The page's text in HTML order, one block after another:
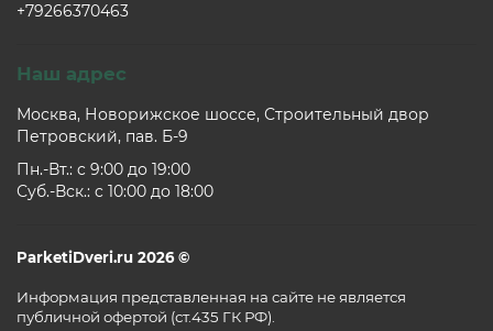
+79266370463
Наш адрес
Москва, Новорижское шоссе, Строительный двор
Петровский, пав. Б-9
Пн.-Вт.: c 9:00 до 19:00
Суб.-Вск.: c 10:00 до 18:00
ParketiDveri.ru 2026 ©
Информация представленная на сайте не является
публичной офертой (ст.435 ГК РФ).